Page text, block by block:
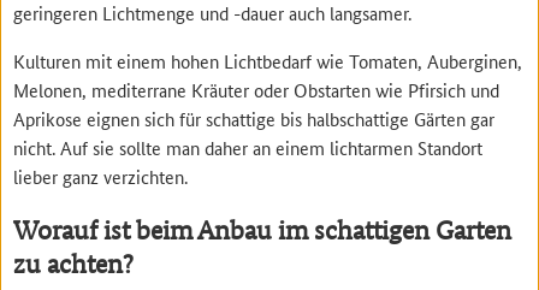
geringeren Lichtmenge und -dauer auch langsamer.
Kulturen mit einem hohen Lichtbedarf wie Tomaten, Auberginen,
Melonen, mediterrane Kräuter oder Obstarten wie Pfirsich und
Aprikose eignen sich für schattige bis halbschattige Gärten gar
nicht. Auf sie sollte man daher an einem lichtarmen Standort
lieber ganz verzichten.
Worauf ist beim Anbau im schattigen Garten
zu achten?